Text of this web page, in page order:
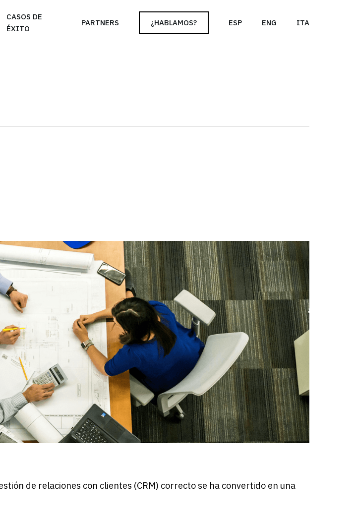
CASOS DE
ÉXITO
PARTNERS ¿HABLAMOS? ESP ENG ITA
de relaciones con clientes (CRM) correcto se ha convertido en una
seriously. Please see our privacy policy for details and any questions.